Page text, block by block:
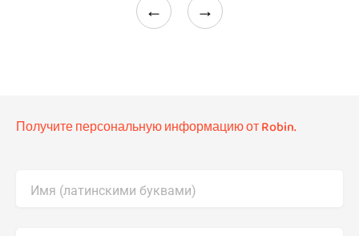
← →
Получите персональную информацию от Robin.
Имя (латинскими буквами)